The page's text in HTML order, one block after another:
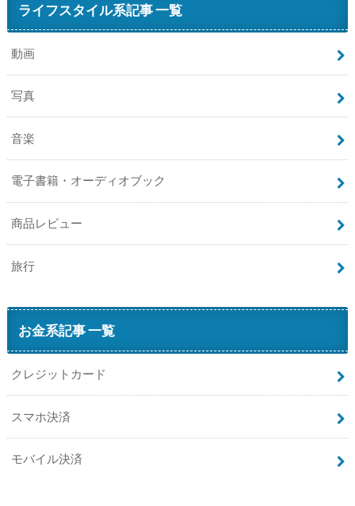
ライフスタイル系記事 一覧
動画
写真
音楽
電子書籍・オーディオブック
商品レビュー
旅行
お金系記事 一覧
クレジットカード
スマホ決済
モバイル決済